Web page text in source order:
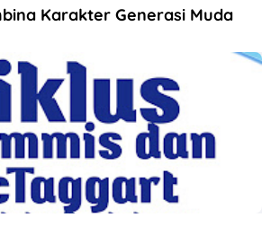
Karakter Generasi Muda